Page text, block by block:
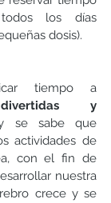
los días
dosis).
y
se sabe que
actividades de
con el fin de
nuestra
crece y se